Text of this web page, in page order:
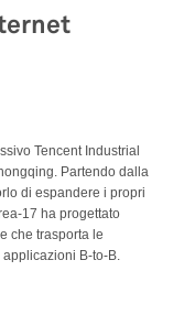
Tencent Industrial
Partendo dalla
di espandere i propri
17 ha progettato
che trasporta le
B-to-B.